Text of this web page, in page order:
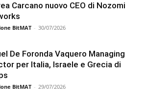
Carcano nuovo CEO di Nozomi
BitMAT - 30/07/2026
De Foronda Vaquero Managing
per Italia, Israele e Grecia di
BitMAT - 29/07/2026